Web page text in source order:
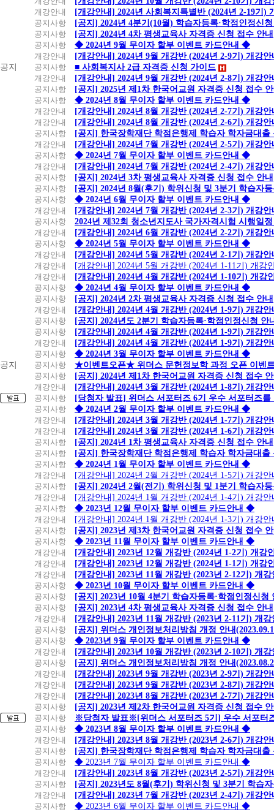
개강안내
[개강안내] 2024년 사회복지특별반 (2024년 2-19기)
공지사항
[공지] 2024년 4분기(10월) 학습자등록·학점인정신
공지사항
[공지] 2024년 4차 평생교육사 자격증 신청 접수 안내
공지사항
◆ 2024년 9월 무이자 할부 이벤트 카드안내 ◆
개강안내
[개강안내] 2024년 9월 개강반 (2024년 2-9기) 개강안
공지
공지사항
■ 사회복지사 2급 자격증 신청 가이드
개강안내
[개강안내] 2024년 9월 개강반 (2024년 2-8기) 개강안
공지사항
[공지] 2025년 제1차 한국어교원 자격증 신청 접수
공지사항
◆ 2024년 8월 무이자 할부 이벤트 카드안내 ◆
개강안내
[개강안내] 2024년 8월 개강반 (2024년 2-7기) 개강안
개강안내
[개강안내] 2024년 8월 개강반 (2024년 2-6기) 개강안
공지사항
[공지] 한국장학재단 학점은행제 학습자 학자금대출
개강안내
[개강안내] 2024년 7월 개강반 (2024년 2-5기) 개강안
공지사항
◆ 2024년 7월 무이자 할부 이벤트 카드안내 ◆
개강안내
[개강안내] 2024년 7월 개강반 (2024년 2-4기) 개강안
공지사항
[공지] 2024년 3차 평생교육사 자격증 신청 접수 안내
공지사항
[공지] 2024년 8월(후기) 학위신청 및 3분기 학습자
공지사항
◆ 2024년 6월 무이자 할부 이벤트 카드안내 ◆
개강안내
[개강안내] 2024년 7월 개강반 (2024년 2-3기) 개강안
공지사항
2024년 제32회 청소년지도사 국가자격시험 시행일
개강안내
[개강안내] 2024년 6월 개강반 (2024년 2-2기) 개강안
공지사항
◆ 2024년 5월 무이자 할부 이벤트 카드안내 ◆
개강안내
[개강안내] 2024년 5월 개강반 (2024년 2-1기) 개강안
개강안내
[개강안내] 2024년 5월 개강반 (2024년 1-11기) 개강
개강안내
[개강안내] 2024년 4월 개강반 (2024년 1-10기) 개강
공지사항
◆ 2024년 4월 무이자 할부 이벤트 카드안내 ◆
공지사항
[공지] 2024년 2차 평생교육사 자격증 신청 접수 안내
개강안내
[개강안내] 2024년 4월 개강반 (2024년 1-9기) 개강안
공지사항
[공지] 2024년도 2분기 학습자등록·학점인정신청 안
공지사항
[개강안내] 2024년 4월 개강반 (2024년 1-9기) 개강안
개강안내
[개강안내] 2024년 4월 개강반 (2024년 1-9기) 개강안
공지사항
◆ 2024년 3월 무이자 할부 이벤트 카드안내 ◆
공지
공지사항
★이벤트오픈★ 위더스 문헌정보학 과정 오픈 이벤
공지사항
[공지] 2024년 제1차 한국어교원 자격증 신청 접수
개강안내
[개강안내] 2024년 3월 개강반 (2024년 1-8기) 개강안
공지사항
[당첨자 발표] 위더스 서포터즈 6기 우수 서포터즈를
공지사항
◆ 2024년 2월 무이자 할부 이벤트 카드안내 ◆
개강안내
[개강안내] 2024년 3월 개강반 (2024년 1-7기) 개강안
개강안내
[개강안내] 2024년 3월 개강반 (2024년 1-6기) 개강안
공지사항
[공지] 2024년 1차 평생교육사 자격증 신청 접수 안내
공지사항
[공지] 한국장학재단 학점은행제 학습자 학자금대출
공지사항
◆ 2024년 1월 무이자 할부 이벤트 카드안내 ◆
개강안내
[개강안내] 2024년 2월 개강반 (2024년 1-5기) 개강안
공지사항
[공지] 2024년 2월(전기) 학위신청 및 1분기 학습자
개강안내
[개강안내] 2024년 1월 개강반 (2024년 1-4기) 개강안
공지사항
◆ 2023년 12월 무이자 할부 이벤트 카드안내 ◆
개강안내
[개강안내] 2024년 1월 개강반 (2024년 1-3기) 개강안
공지사항
[공지] 2023년 제3차 한국어교원 자격증 신청 접수
공지사항
◆ 2023년 11월 무이자 할부 이벤트 카드안내 ◆
개강안내
[개강안내] 2023년 12월 개강반 (2024년 1-2기) 개강
개강안내
[개강안내] 2023년 12월 개강반 (2024년 1-1기) 개강
개강안내
[개강안내] 2023년 11월 개강반 (2023년 2-12기) 개강
공지사항
◆ 2023년 10월 무이자 할부 이벤트 카드안내 ◆
공지사항
[공지] 2023년 10월 4분기 학습자등록·학점인정신청
공지사항
[공지] 2023년 4차 평생교육사 자격증 신청 접수 안내
개강안내
[개강안내] 2023년 11월 개강반 (2023년 2-11기) 개강
공지사항
[공지] 위더스 개인정보처리방침 개정 안내
공지사항
◆ 2023년 9월 무이자 할부 이벤트 카드안내 ◆
개강안내
[개강안내] 2023년 10월 개강반 (2023년 2-10기) 개강
공지사항
[공지] 위더스 개인정보처리방침 개정 안내
개강안내
[개강안내] 2023년 9월 개강반 (2023년 2-9기) 개강안
개강안내
[개강안내] 2023년 9월 개강반 (2023년 2-8기) 개강안
개강안내
[개강안내] 2023년 8월 개강반 (2023년 2-7기) 개강안
공지사항
[공지] 2023년 제2차 한국어교원 자격증 신청 접수
공지사항
※당첨자 발표※[위더스 서포터즈 5기] 우수 서포터
공지사항
◆ 2023년 8월 무이자 할부 이벤트 카드안내 ◆
개강안내
[개강안내] 2023년 8월 개강반 (2023년 2-6기) 개강안
공지사항
[공지] 한국장학재단 학점은행제 학습자 학자금대출
공지사항
◆ 2023년 7월 무이자 할부 이벤트 카드안내 ◆
개강안내
[개강안내] 2023년 8월 개강반 (2023년 2-5기) 개강안
공지사항
[공지] 2023년도 8월(후기) 학위신청 및 3분기 학습
개강안내
[개강안내] 2023년 7월 개강반 (2023년 2-4기) 개강안
공지사항
◆ 2023년 6월 무이자 할부 이벤트 카드안내 ◆